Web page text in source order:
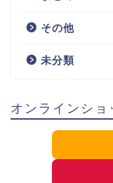
その他
未分類
オンラインショ